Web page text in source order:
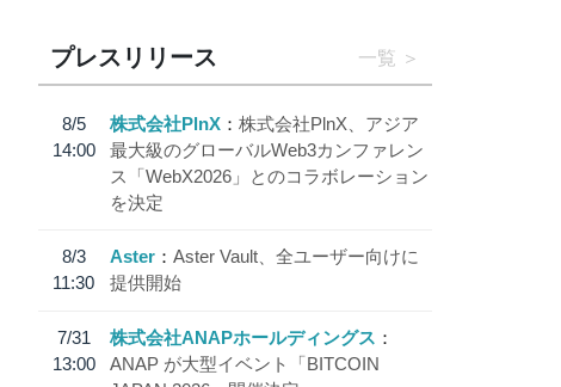
プレスリリース 一覧
8/5
14:00
株式会社PlnX
株式会社PlnX、アジア
最大級のグローバルWeb3カンファレン
ス「WebX2026」とのコラボレーション
を決定
8/3
11:30
Aster
Aster Vault、全ユーザー向けに
提供開始
7/31
13:00
株式会社ANAPホールディングス
ANAP が大型イベント「BITCOIN